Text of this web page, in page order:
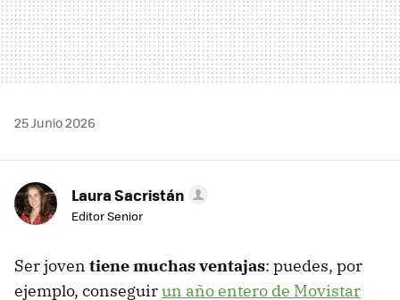
25 Junio 2026
Laura Sacristán
Editor Senior
Ser joven tiene muchas ventajas: puedes, por
ejemplo, conseguirun año entero de Movistar